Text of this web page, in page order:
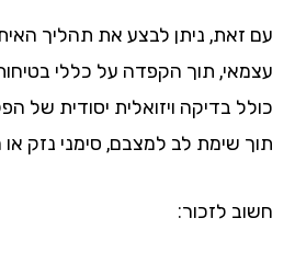
זאת, ניתן לבצע את תהליך האיתור
תוך הקפדה על כללי בטיחות
בדיקה ויזואלית יסודית של
שימת לב למצבם, סימני נזק או
לזכור: